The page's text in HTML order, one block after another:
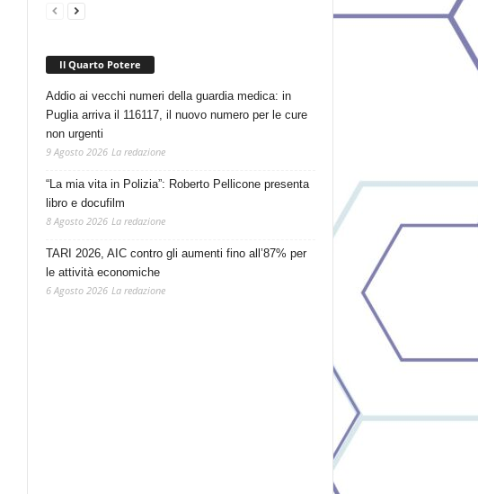
Il Quarto Potere
Addio ai vecchi numeri della guardia medica: in
Puglia arriva il 116117, il nuovo numero per le cure
non urgenti
9 Agosto 2026 La redazione
“La mia vita in Polizia”: Roberto Pellicone presenta
libro e docufilm
8 Agosto 2026 La redazione
TARI 2026, AIC contro gli aumenti fino all’87% per
le attività economiche
6 Agosto 2026 La redazione